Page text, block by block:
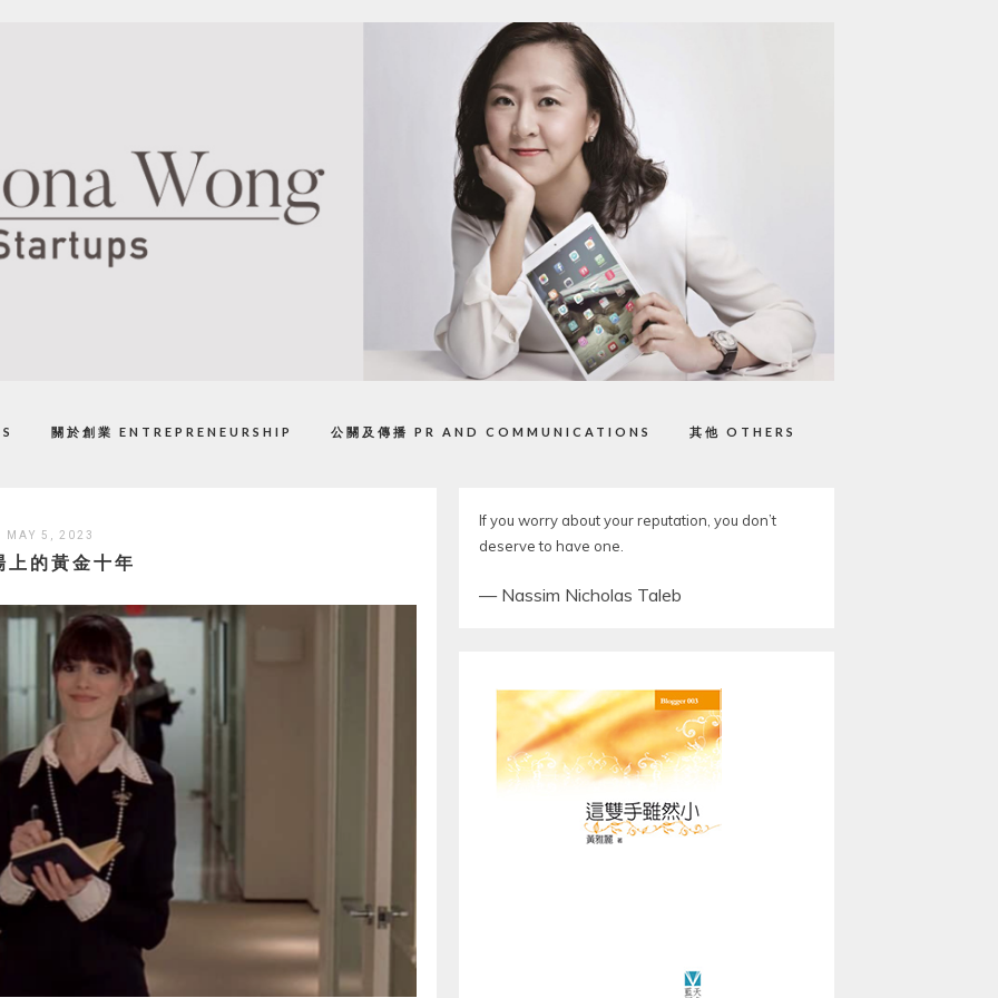
關於創業 ENTREPRENEURSHIP 公關及傳播 PR AND COMMUNICATIONS 其他 OTHERS
MAY 5, 2023
上的黃金十年
If you worry about your reputation, you don’t
deserve to have one.
— Nassim Nicholas Taleb